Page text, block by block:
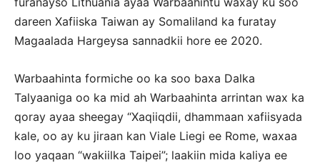
dareen Xafiiska Taiwan ay Somaliland ka furatay
Magaalada Hargeysa sannadkii hore ee 2020.
Warbaahinta formiche oo ka soo baxa Dalka
Talyaaniga oo ka mid ah Warbaahinta arrintan wax ka
qoray ayaa sheegay “Xaqiiqdii, dhammaan xafiisyada
kale, oo ay ku jiraan kan Viale Liegi ee Rome, waxaa
loo yaqaan “wakiilka Taipei”; laakiin mida kaliya ee